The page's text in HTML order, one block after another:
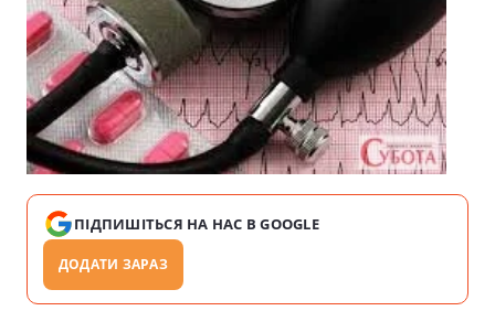
ПІДПИШІТЬСЯ НА НАС В GOOGLE
ДОДАТИ ЗАРАЗ